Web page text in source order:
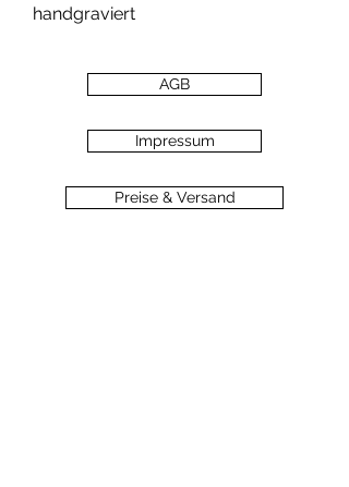
handgraviert
AGB
Impressum
Preise & Versand